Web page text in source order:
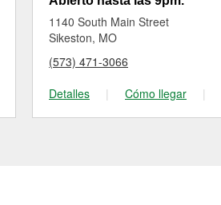
1140 South Main Street
Sikeston, MO
(573) 471-3066
Detalles
| Cómo llegar |